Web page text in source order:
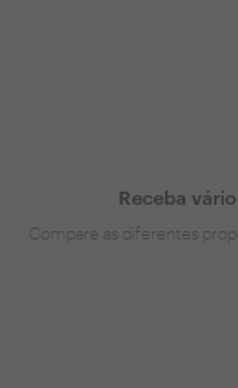
Receba
Compare as diferentes